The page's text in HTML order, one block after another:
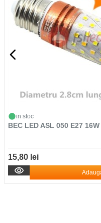
in stoc
BEC LED ASL 050 E27
15,80 lei